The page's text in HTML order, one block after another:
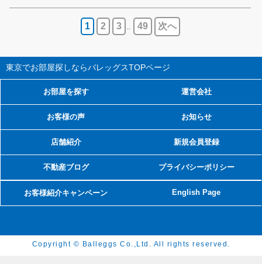
1 2 3 49 次へ
東京でお部屋探しならバレッグスTOPページ
お部屋を探す
お客様の声
店舗紹介
不動産ブログ
お客様紹介キャンペーン
運営会社
お知らせ
新規会員登録
プライバシーポリシー
English Page
Copyright © Balleggs Co.,Ltd. All rights reserved.